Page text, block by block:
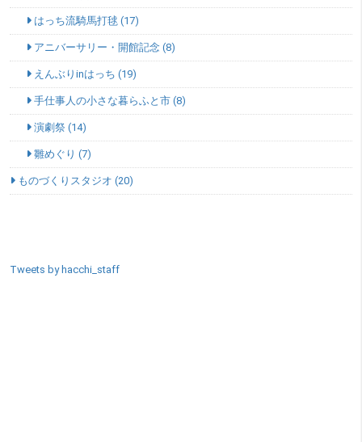
はっち流騎馬打毬 (17)
アニバーサリー・開館記念 (8)
えんぶりinはっち (19)
手仕事人の小さな暮らふと市 (8)
演劇祭 (14)
雛めぐり (7)
ものづくりスタジオ (20)
Tweets by hacchi_staff